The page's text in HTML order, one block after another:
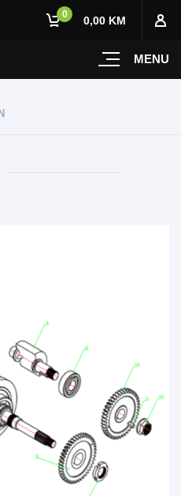
MENU
0 0,00 KM